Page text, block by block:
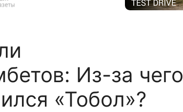
Из-за чего
«Тобол»?